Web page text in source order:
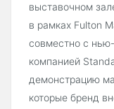
выставочном
в рамках Fulton
совместно с
компанией
демонстрацию
которые бренд